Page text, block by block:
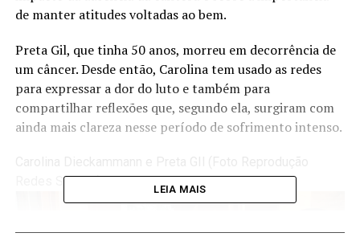
de manter atitudes voltadas ao bem.
Preta Gil, que tinha 50 anos, morreu em decorrência de
um câncer. Desde então, Carolina tem usado as redes
para expressar a dor do luto e também para
compartilhar reflexões que, segundo ela, surgiram com
ainda mais clareza nesse período de sofrimento intenso.
Redes Sociais)
LEIA MAIS